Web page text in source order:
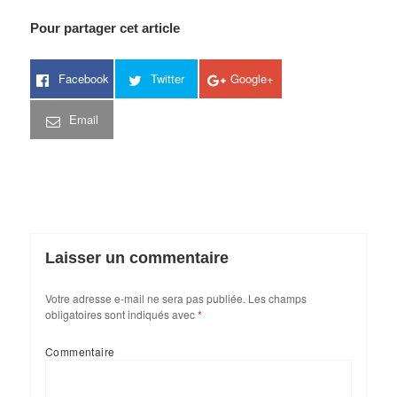
Pour partager cet article
Facebook Twitter Google+
Email
Laisser un commentaire
Votre adresse e-mail ne sera pas publiée. Les champs
obligatoires sont indiqués avec*
Commentaire